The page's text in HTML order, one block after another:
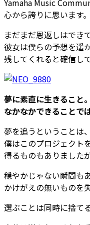
Yamaha Music
心から誇りに思います
まだまだ恩返しはでき
彼女は僕らの予想を遥
残してくれると確信し
夢に素直に生きること。
なかなかできることで
夢を追うということは
僕はこのプロジェクト
得るものもありました
穏やかじゃない瞬間も
かけがえの無いものを
選ぶことは同時に捨て